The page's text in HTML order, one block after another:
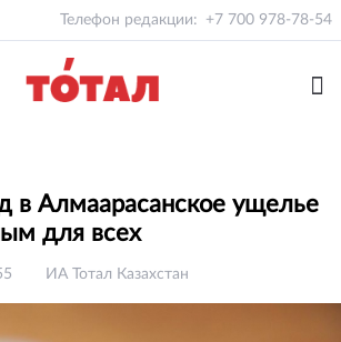
Телефон редакции: +7 700 978-78-54
в Алмаарасанское ущелье
для всех
ИА Тотал Казахстан